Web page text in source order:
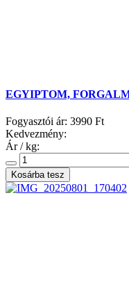
EGYIPTOM,
Fogyasztói ár: 3990 Ft
Kedvezmény:
Ár / kg: